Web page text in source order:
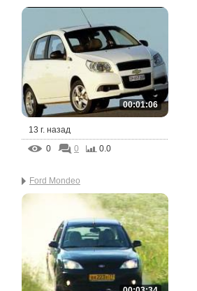
00:01:06
13 г. назад
0
0 0.0
Ford Mondeo